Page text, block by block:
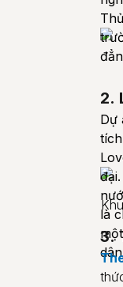
2.
Dự
là
3.